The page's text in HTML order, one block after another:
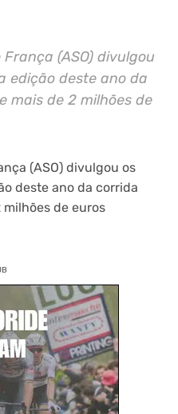
(ASO) divulgou
edição deste ano da
mais de 2 milhões de
(ASO) divulgou os
deste ano da corrida
de euros